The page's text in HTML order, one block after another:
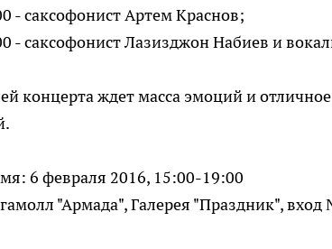
- саксофонист Артем Краснов;
- саксофонист Лазизджон Набиев и
концерта ждет масса эмоций и
6 февраля 2016, 15:00-19:00
"Армада", Галерея "Праздник", вход